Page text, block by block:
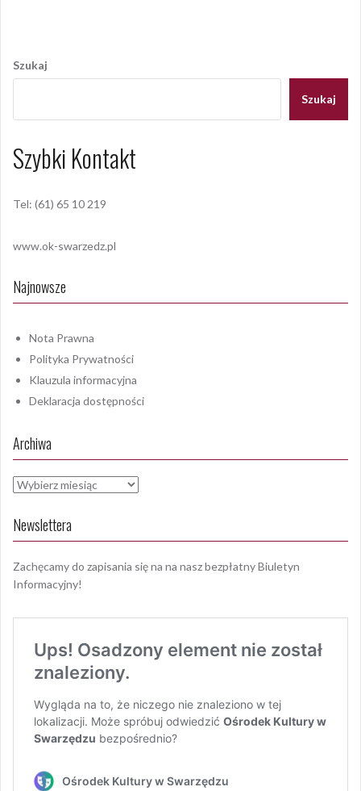
wpisu
Szukaj
Szukaj
Szybki Kontakt
Tel: (61) 65 10 219
www.ok-swarzedz.pl
Najnowsze
Nota Prawna
Polityka Prywatności
Klauzula informacyjna
Deklaracja dostępności
Archiwa
Archiwa
Newslettera
Zachęcamy do zapisania się na na nasz bezpłatny Biuletyn
Informacyjny!